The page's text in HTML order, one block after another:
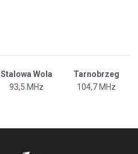
Stalowa Wola
Tarnobrzeg
93,5 MHz 104,7 MHz